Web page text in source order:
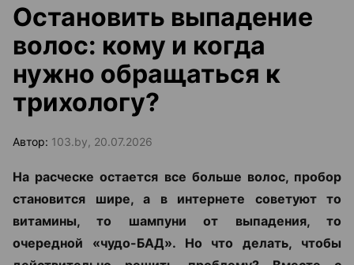
Остановить выпадение
волос: кому и когда
нужно обращаться к
трихологу?
Автор: 103.by, 20.07.2026
На расческе остается все больше волос, пробор
становится шире, а в интернете советуют то
витамины, то шампуни от выпадения, то
очередной «чудо-БАД». Но что делать, чтобы